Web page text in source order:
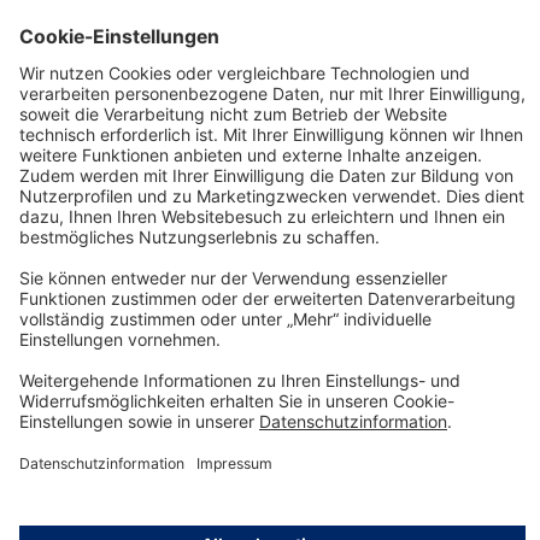
Mehr
Technology
Service-Hotline
Shop Service
Informationen